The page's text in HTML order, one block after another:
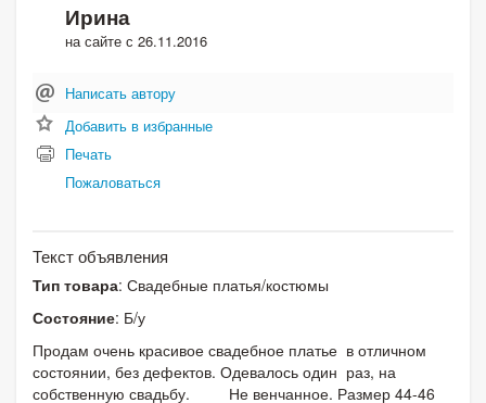
Ирина
на сайте с 26.11.2016
Написать автору
Добавить в избранные
Печать
Пожаловаться
Текст объявления
Тип товара: Свадебные платья/костюмы
Состояние: Б/у
Продам очень красивое свадебное платье в отличном
состоянии, без дефектов. Одевалось один раз, на
собственную свадьбу. Не венчанное. Размер 44-46